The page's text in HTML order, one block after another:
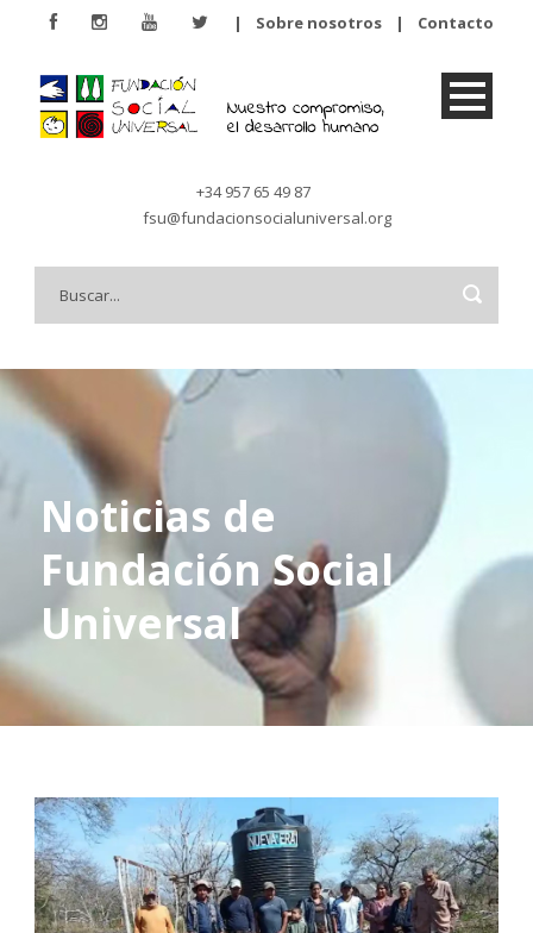
| Sobre nosotros | Contacto
+34 957 65 49 87
fsu@fundacionsocialuniversal.org
Noticias de
Fundación Social
Universal